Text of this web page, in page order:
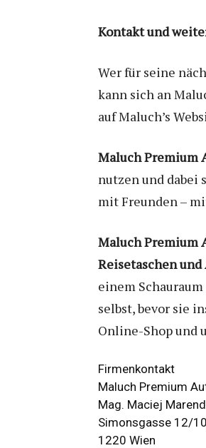
Kontakt und
Wer für seine
kann sich an
auf Maluch’s
Maluch Premium
nutzen und dabei
mit Freunden –
Maluch Premium
Reisetaschen
einem
selbst, bevor sie
Online-Shop und
Firmenkontakt
Maluch Premium
Mag. Maciej
Simonsgasse 12/
1220 Wien